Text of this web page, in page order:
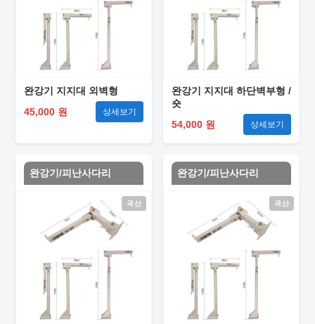
완강기 지지대 외벽형
45,000 원
상세보기
완강기 지지대 하단벽부형 /
숏
54,000 원
상세보기
완강기/피난사다리
국산
완강기/피난사다리
국산